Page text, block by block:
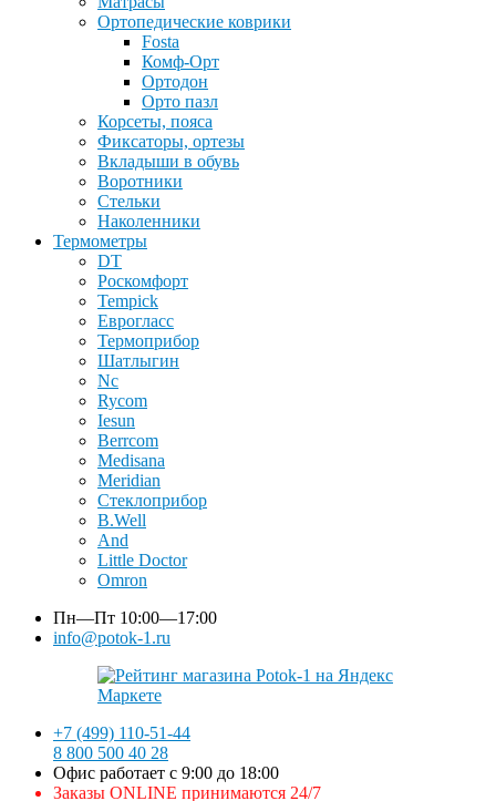
Ортопедические коврики
Fosta
Комф-Орт
Ортодон
Орто пазл
Корсеты, пояса
Фиксаторы, ортезы
Вкладыши в обувь
Воротники
Стельки
Наколенники
Термометры
DT
Роскомфорт
Tempick
Еврогласс
Термоприбор
Шатлыгин
Nc
Rycom
Iesun
Berrcom
Medisana
Meridian
Стеклоприбор
B.Well
And
Little Doctor
Omron
Пн—Пт 10:00—17:00
info@potok-1.ru
+7 (499) 110-51-44
8 800 500 40 28
Офис работает с 9:00 до 18:00
Заказы ONLINE принимаются 24/7